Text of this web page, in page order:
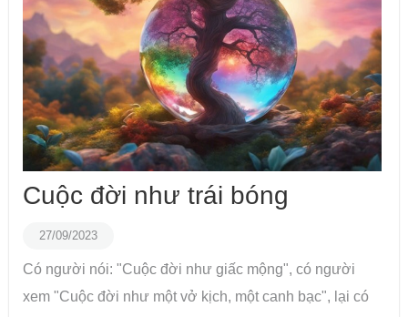
Cuộc đời như trái bóng
27/09/2023
Có người nói: "Cuộc đời như giấc mộng", có người
xem "Cuộc đời như một vở kịch, một canh bạc", lại có